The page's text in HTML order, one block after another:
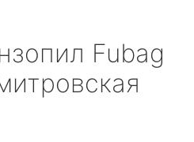
Fubag